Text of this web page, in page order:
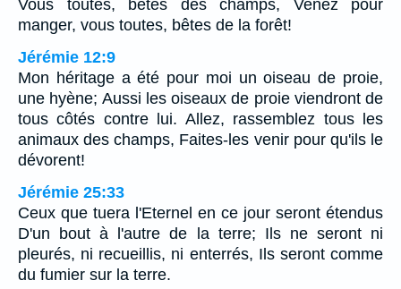
Vous toutes, bêtes des champs, Venez pour
manger, vous toutes, bêtes de la forêt!
Jérémie 12:9
Mon héritage a été pour moi un oiseau de proie,
une hyène; Aussi les oiseaux de proie viendront de
tous côtés contre lui. Allez, rassemblez tous les
animaux des champs, Faites-les venir pour qu'ils le
dévorent!
Jérémie 25:33
Ceux que tuera l'Eternel en ce jour seront étendus
D'un bout à l'autre de la terre; Ils ne seront ni
pleurés, ni recueillis, ni enterrés, Ils seront comme
du fumier sur la terre.